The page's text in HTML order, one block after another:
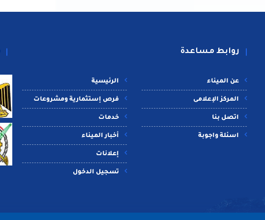
روابط مساعدة
الرئيسية
فرص إستثمارية ومشروعات
خدمات
أخبار الميناء
إعلانات
تسجيل الدخول
عن الميناء
المركز الإعلامى
اتصل بنا
اسئلة واجوبة